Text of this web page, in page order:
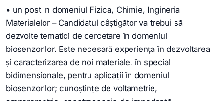
• un post in domeniul Fizica, Chimie, Ingineria
Materialelor – Candidatul câştigător va trebui să
dezvolte tematici de cercetare în domeniul
biosenzorilor. Este necesară experiența în dezvoltarea
şi caracterizarea de noi materiale, în special
bidimensionale, pentru aplicații în domeniul
biosenzorilor; cunoștințe de voltametrie,